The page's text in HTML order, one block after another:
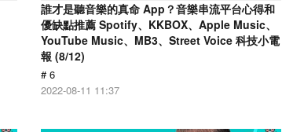
誰才是聽音樂的真命 App？音樂串流平台心得和
優缺點推薦 Spotify、KKBOX、Apple Music、
YouTube Music、MB3、Street Voice 科技小電
報 (8/12)
# 6
2022-08-11 11:37